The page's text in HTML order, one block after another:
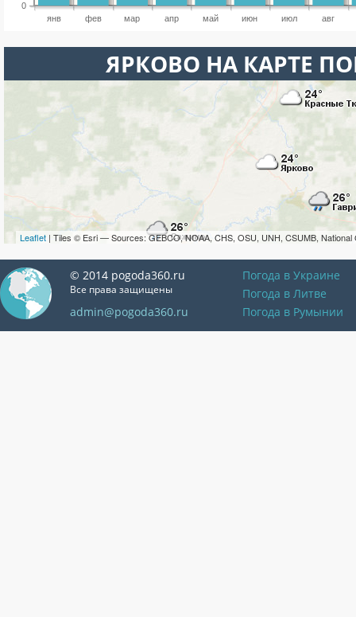
янв фев мар апр май июн июл авг
0
ЯРКОВО НА КАРТЕ
Leaflet | Tiles © Esri — Sources: GEBCO, NOAA, CHS, OSU, UNH, CSUMB, National
© 2014 pogoda360.ru
Все права защищены
admin@pogoda360.ru
Погода в Украине
Погода в Литве
Погода в Румынии